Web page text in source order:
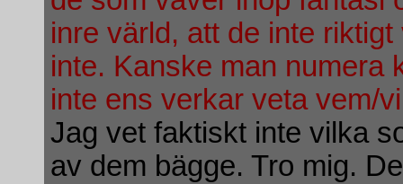
inre värld, att de inte
inte. Kanske man numera
inte ens verkar veta vem/
Jag vet faktiskt inte vilka
av dem bägge. Tro mig.